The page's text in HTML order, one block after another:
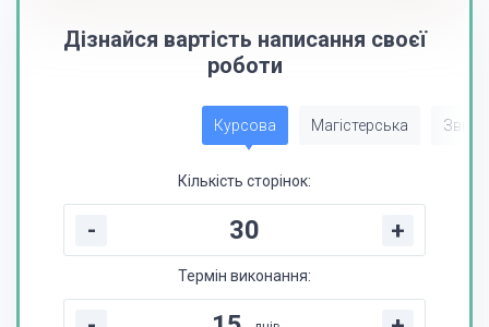
Дізнайся вартість написання своєї
роботи
Курсова Магістерська Звіт
Кількість сторінок:
- +
Термін виконання: